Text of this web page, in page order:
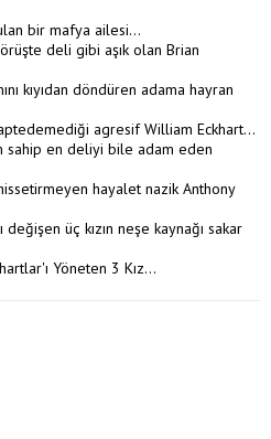
bir mafya ailesi...
deli gibi aşık olan Brian
kıyıdan döndüren adama hayran
agresif William Eckhart...
sahip en deliyi bile adam eden
hayalet nazik Anthony
üç kızın neşe kaynağı sakar
Yöneten 3 Kız...